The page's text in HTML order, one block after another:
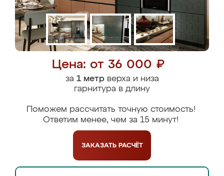
Цена: от 36 000 ₽
за 1 метрверха и низа
гарнитура в длину
Поможем рассчитать точную стоимость!
Ответим менее, чем за 15 минут!
ЗАКАЗАТЬ РАСЧЁТ